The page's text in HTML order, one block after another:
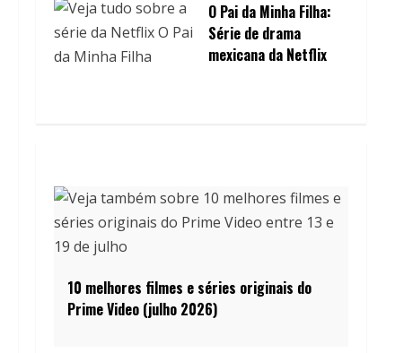
O Pai da Minha Filha:
Série de drama
mexicana da Netflix
10 melhores filmes e séries originais do
Prime Video (julho 2026)